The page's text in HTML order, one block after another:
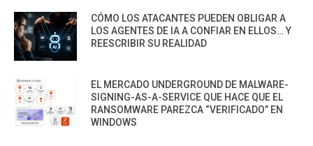
CÓMO LOS ATACANTES PUEDEN OBLIGAR A
LOS AGENTES DE IA A CONFIAR EN ELLOS… Y
REESCRIBIR SU REALIDAD
EL MERCADO UNDERGROUND DE MALWARE-
SIGNING-AS-A-SERVICE QUE HACE QUE EL
RANSOMWARE PAREZCA “VERIFICADO” EN
WINDOWS